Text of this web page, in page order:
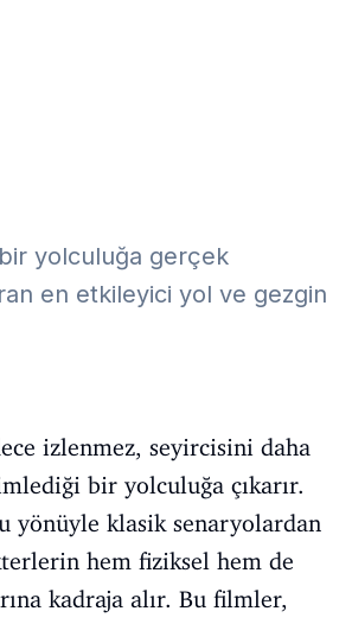
yolculuğa gerçek
en etkileyici yol ve gezgin
izlenmez, seyircisini daha
bir yolculuğa çıkarır.
yönüyle klasik senaryolardan
hem fiziksel hem de
kadraja alır. Bu filmler,